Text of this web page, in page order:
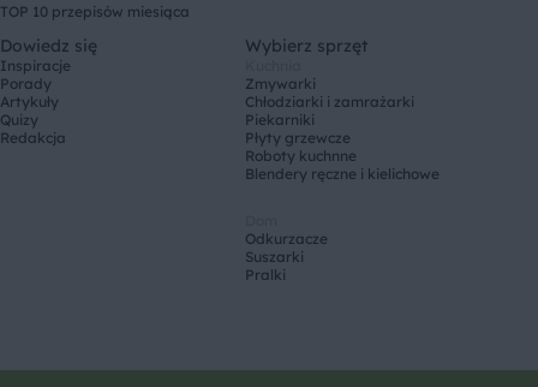
TOP 10 przepisów miesiąca
Dowiedz się
Inspiracje
Porady
Artykuły
Quizy
Redakcja
Wybierz sprzęt
Zmywarki
Chłodziarki i zamrażarki
Piekarniki
Płyty grzewcze
Roboty kuchnne
Blendery ręczne i kielichowe
Odkurzacze
Suszarki
Pralki